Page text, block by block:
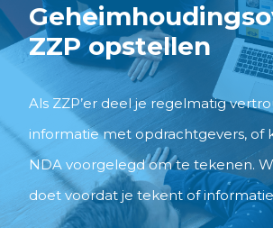
ZZP opstellen
Als ZZP’er deel je regelmatig
informatie met opdrachtgevers, of
NDA voorgelegd om te tekenen.
doet voordat je tekent of